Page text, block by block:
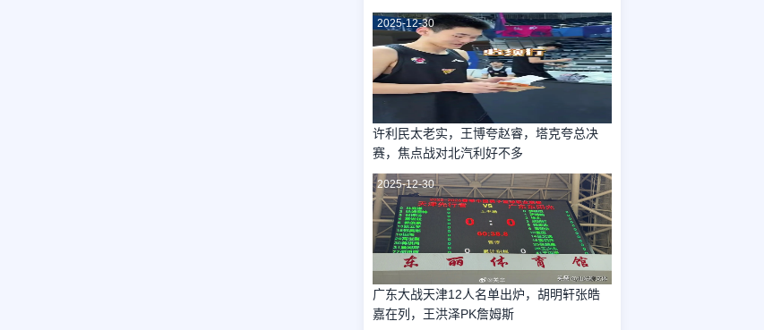
2025-12-30
许利民太老实，王博夸赵睿，塔克夸总决
赛，焦点战对北汽利好不多
2025-12-30
广东大战天津12人名单出炉，胡明轩张皓
嘉在列，王洪泽PK詹姆斯